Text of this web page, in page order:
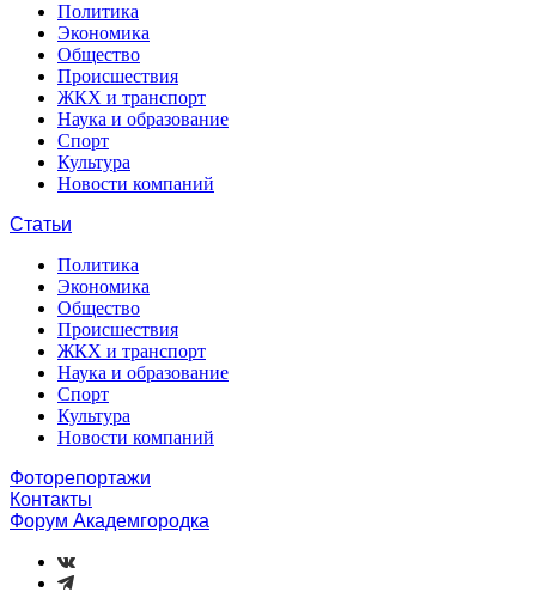
Политика
Экономика
Общество
Происшествия
ЖКХ и транспорт
Наука и образование
Спорт
Культура
Новости компаний
Статьи
Политика
Экономика
Общество
Происшествия
ЖКХ и транспорт
Наука и образование
Спорт
Культура
Новости компаний
Фоторепортажи
Контакты
Форум Академгородка